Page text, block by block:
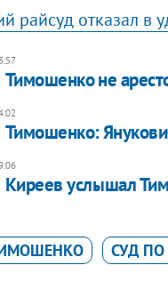
райсуд отказал в
Тимошенко не
Тимошенко:
Киреев услышал
СУД